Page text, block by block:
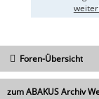
Foren-Übersicht
zum ABAKUS Archiv